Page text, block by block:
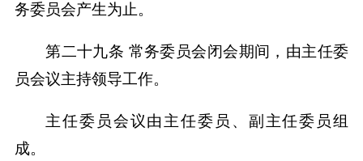
务委员会产生为止。
第二十九条 常务委员会闭会期间，由主任委
员会议主持领导工作。
主任委员会议由主任委员、副主任委员组
成。